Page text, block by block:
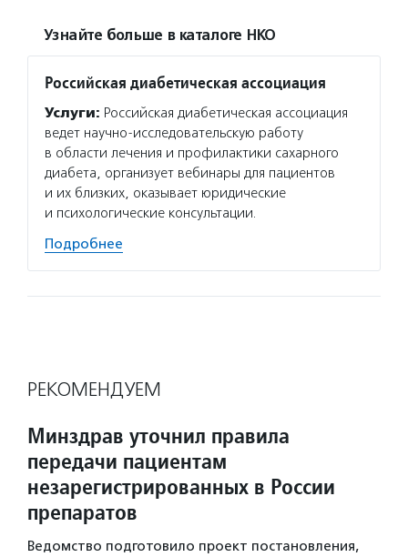
Узнайте больше в каталоге НКО
Российская диабетическая ассоциация
Услуги: Российская диабетическая ассоциация
ведет научно-исследовательскую работу
в области лечения и профилактики сахарного
диабета, организует вебинары для пациентов
и их близких, оказывает юридические
и психологические консультации.
Подробнее
РЕКОМЕНДУЕМ
Минздрав уточнил правила
передачи пациентам
незарегистрированных в России
препаратов
Ведомство подготовило проект постановления,